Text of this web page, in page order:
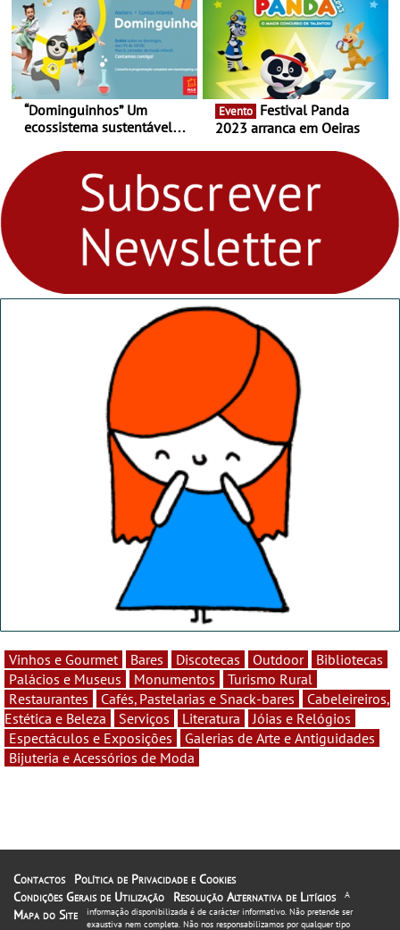
“Dominguinhos” Um
ecossistema sustentável
fores - Atelier de Educação
Ambiental nos
“Dominguinhos” de 23 de
Evento
2023 arranca em Oeiras
Vinhos e Gourmet Bares Discotecas Outdoor
Bibliotecas
Palácios e Museus
Monumentos
Turismo Rural
Restaurantes
Cafés, Pastelarias e Snack-bares
Cabeleireiros,
Estética e Beleza
Serviços Literatura
Jóias e Relógios
Espectáculos e Exposições
Galerias de Arte e Antiguidades
Bijuteria e Acessórios de Moda
Contactos
Política de Privacidade e Cookies
Condições Gerais de Utilização
Resolução Alternativa de Litígios
Mapa do Site
A
informação disponibilizada é de carácter informativo. Não pretende ser
exaustiva nem completa. Não nos responsabilizamos por qualquer tipo